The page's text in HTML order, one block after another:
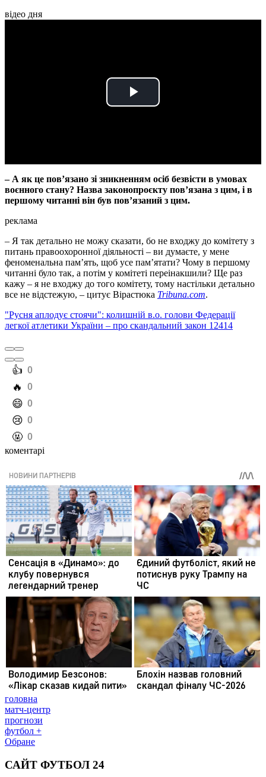
відео дня
Play
– А як це повʼязано зі зникненням осіб безвісти в умовах
воєнного стану? Назва законопроєкту повʼязана з цим, і в
першому читанні він був повʼязаний з цим.
реклама
– Я так детально не можу сказати, бо не входжу до комітету з
питань правоохоронної діяльності – ви думаєте, у мене
феноменальна памʼять, щоб усе памʼятати? Чому в першому
читанні було так, а потім у комітеті переінакшили? Ще раз
кажу – я не входжу до того комітету, тому настільки детально
все не відстежую, – цитує Вірастюка Tribuna.com.
"Русня аплодує стоячи": колишній в.о. голови Федерації
легкої атлетики України – про скандальний закон 12414
️👍 0
️🔥 0
️😄 0
️😢 0
️🤬 0
коментарі
головна
матч-центр
прогнози
футбол +
Обране
САЙТ ФУТБОЛ 24